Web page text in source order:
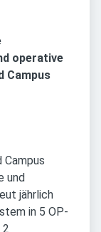
operative
Campus
Campus
und
jährlich
in 5 OP-
2